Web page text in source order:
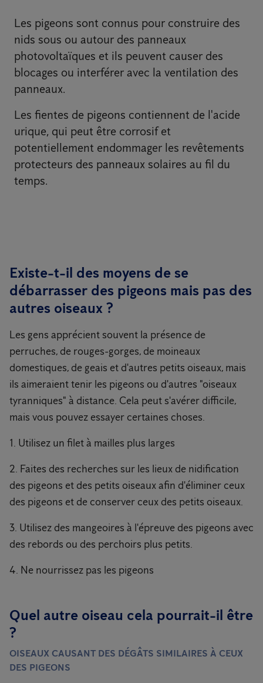
Les pigeons sont connus pour construire des
nids sous ou autour des panneaux
photovoltaïques et ils peuvent causer des
blocages ou interférer avec la ventilation des
panneaux.
Les fientes de pigeons contiennent de l'acide
urique, qui peut être corrosif et
potentiellement endommager les revêtements
protecteurs des panneaux solaires au fil du
temps.
Existe-t-il des moyens de se
débarrasser des pigeons mais pas des
autres oiseaux ?
Les gens apprécient souvent la présence de
perruches, de rouges-gorges, de moineaux
domestiques, de geais et d'autres petits oiseaux, mais
ils aimeraient tenir les pigeons ou d'autres "oiseaux
tyranniques" à distance. Cela peut s'avérer difficile,
mais vous pouvez essayer certaines choses.
1. Utilisez un filet à mailles plus larges
2. Faites des recherches sur les lieux de nidification
des pigeons et des petits oiseaux afin d'éliminer ceux
des pigeons et de conserver ceux des petits oiseaux.
3. Utilisez des mangeoires à l'épreuve des pigeons avec
des rebords ou des perchoirs plus petits.
4. Ne nourrissez pas les pigeons
Quel autre oiseau cela pourrait-il être
?
OISEAUX CAUSANT DES DÉGÂTS SIMILAIRES À CEUX
DES PIGEONS